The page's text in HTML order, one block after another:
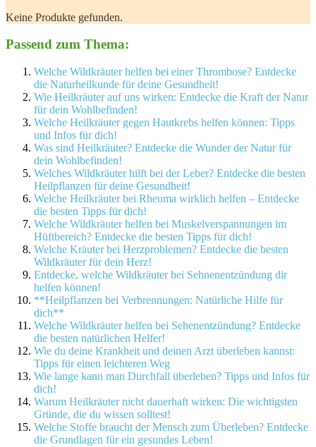
Keine Produkte gefunden.
Passend zum Thema:
Welche Wildkräuter helfen bei einer Thrombose? Entdecke
die Naturheilkunde für deine Gesundheit!
Wie Heilkräuter auf uns wirken: Entdecke die Kraft der Natur
für dein Wohlbefinden!
Welche Heilkräuter gegen Hautkrebs helfen können: Tipps
und Infos für dich!
Was sind Heilkräuter? Entdecke die Wunder der Natur für
dein Wohlbefinden!
Welches Wildkräuter hilft bei der Leber? Entdecke die besten
Heilpflanzen für deine Gesundheit!
Welche Heilkräuter bei Rheuma wirklich helfen – Entdecke
die besten Tipps für dich!
Welche Wildkräuter helfen bei Muskelverspannungen im
Hüftbereich? Entdecke die besten Tipps für dich!
Welche Kräuter bei Herzproblemen? Entdecke die besten
Wildkräuter für dein Herz!
Entdecke, welche Wildkräuter bei Sehnenentzündung dir
helfen können!
**Heilpflanzen bei Verbrennungen: Natürliche Hilfe für
dich**
Welche Wildkräuter helfen bei Sehenentzündung? Entdecke
die besten natürlichen Helfer!
Wie du deine Krankheit und deinen Arzt überleben kannst:
Tipps für einen leichteren Weg
Wie lange kann man Durchfall überleben? Tipps und Infos für
dich!
Warum Heilkräuter nicht dauerhaft wirken: Die wichtigsten
Gründe, die du wissen solltest!
Welche Stoffe braucht der Mensch zum Überleben? Entdecke
die Grundlagen für ein gesundes Leben!